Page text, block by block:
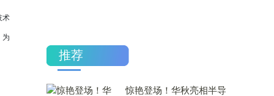
术
为
推荐
惊艳登场！华秋亮相半导